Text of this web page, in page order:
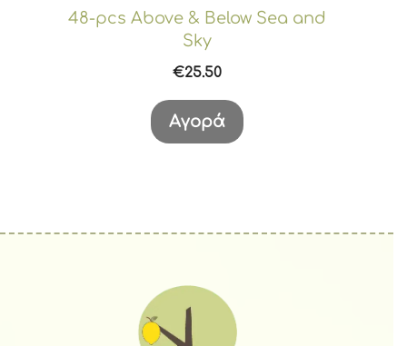
48-pcs Above & Below Sea and
Sky
€25.50
Αγορά